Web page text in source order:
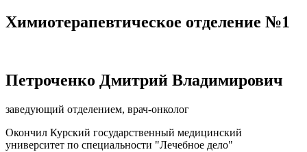
Химиотерапевтическое отделение №1
Петроченко Дмитрий Владимирович
заведующий отделением, врач-онколог
Окончил Курский государственный медицинский
университет по специальности "Лечебное дело"